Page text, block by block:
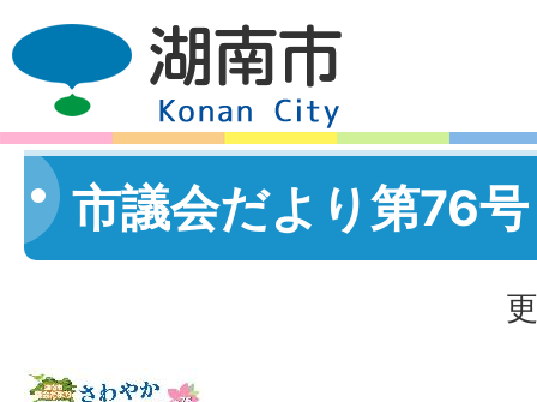
市議会だより第76号